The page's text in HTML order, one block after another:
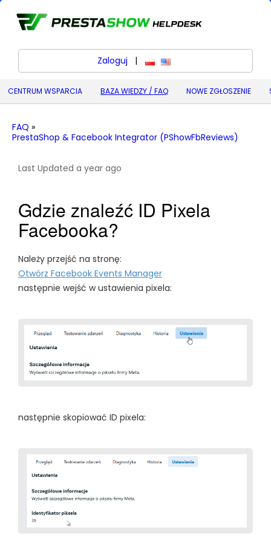
Zaloguj | polskiEnglish (United States)
CENTRUM WSPARCIA BAZA WIEDZY / FAQ NOWE ZGŁOSZENIE
FAQ »
PrestaShop & Facebook Integrator (PShowFbReviews)
Last Updated a year ago
Gdzie znaleźć ID Pixela
Facebooka?
Należy przejść na stronę:
Otwórz Facebook Events Manager
następnie wejść w ustawienia pixela:
następnie skopiować ID pixela: